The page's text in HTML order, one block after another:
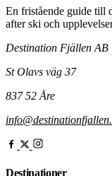
En fristående guide till
after ski och
Destination Fjällen AB
St Olavs väg 37
837 52 Åre
Destinationer